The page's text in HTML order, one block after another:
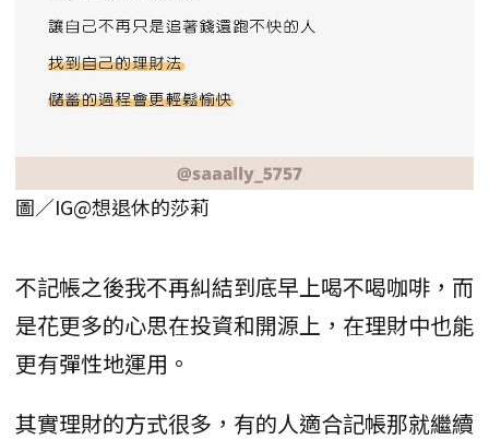
圖／IG@想退休的莎莉
不記帳之後我不再糾結到底早上喝不喝咖啡，而
是花更多的心思在投資和開源上，在理財中也能
更有彈性地運用。
其實理財的方式很多，有的人適合記帳那就繼續